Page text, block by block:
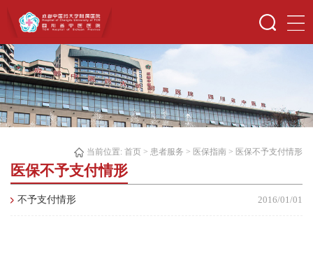
当前位置: 首页 > 患者服务 > 医保指南 > 医保不予支付情形
医保不予支付情形
不予支付情形 2016/01/01